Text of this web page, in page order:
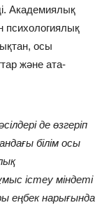
Академиялық
психологиялық
осы
және ата-
де өзгеріп
білім осы
істеу міндеті
еңбек нарығында